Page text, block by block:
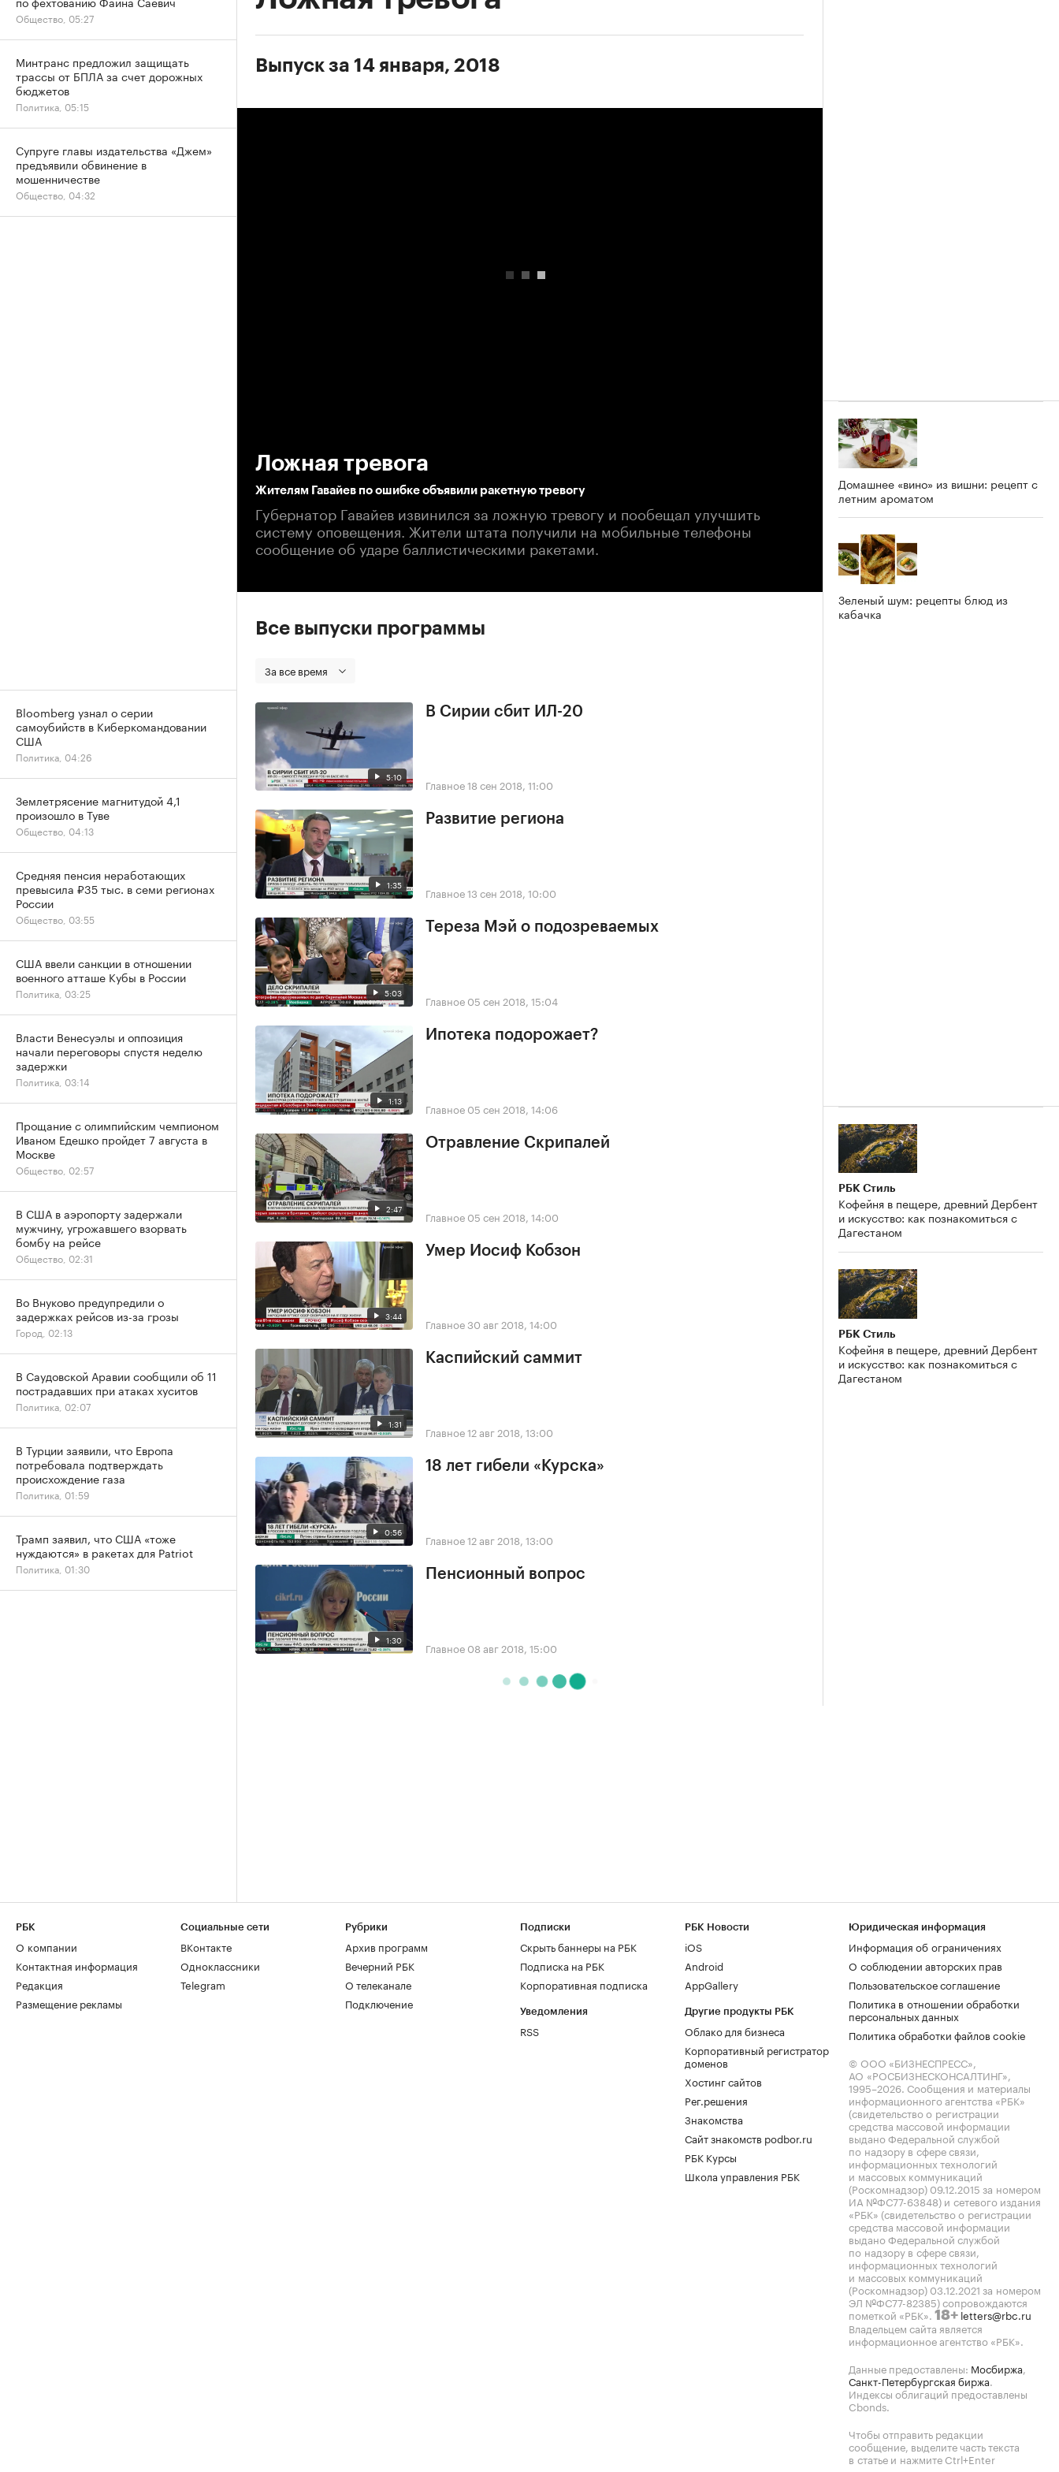
Выпуск за 14 января, 2018
Ложная тревога
Жителям Гавайев по ошибке объявили ракетную тревогу
Губернатор Гавайев извинился за ложную тревогу и пообещал улучшить
систему оповещения. Жители штата получили на мобильные телефоны
сообщение об ударе баллистическими ракетами.
Все выпуски программы
За все время
5:10
В Сирии сбит ИЛ-20
Главное18 сен 2018, 11:00
1:35
Развитие региона
Главное13 сен 2018, 10:00
5:03
Тереза Мэй о подозреваемых
Главное 05 сен 2018, 15:04
1:13
Ипотека подорожает?
Главное 05 сен 2018, 14:06
2:47
Отравление Скрипалей
Главное 05 сен 2018, 14:00
3:44
Умер Иосиф Кобзон
Главное30 авг 2018, 14:00
1:31
Каспийский саммит
Главное12 авг 2018, 13:00
0:56
18 лет гибели «Курска»
Главное12 авг 2018, 13:00
1:30
Пенсионный вопрос
Главное 08 авг 2018, 15:00
Домашнее «вино» из вишни: рецепт с
летним ароматом
Зеленый шум: рецепты блюд из
кабачка
РБК Стиль
Кофейня в пещере, древний Дербент
и искусство: как познакомиться с
Дагестаном
РБК Стиль
Кофейня в пещере, древний Дербент
и искусство: как познакомиться с
Дагестаном
Общество, 05:27
Минтранс предложил защищать
трассы от БПЛА за счет дорожных
бюджетов
Политика, 05:15
Супруге главы издательства «Джем»
предъявили обвинение в
мошенничестве
Общество, 04:32
Bloomberg узнал о серии
самоубийств в Киберкомандовании
США
Политика, 04:26
Землетрясение магнитудой 4,1
произошло в Туве
Общество, 04:13
Средняя пенсия неработающих
превысила ₽35 тыс. в семи регионах
России
Общество, 03:55
США ввели санкции в отношении
военного атташе Кубы в России
Политика, 03:25
Власти Венесуэлы и оппозиция
начали переговоры спустя неделю
задержки
Политика, 03:14
Прощание с олимпийским чемпионом
Иваном Едешко пройдет 7 августа в
Москве
Общество, 02:57
В США в аэропорту задержали
мужчину, угрожавшего взорвать
бомбу на рейсе
Общество, 02:31
Во Внуково предупредили о
задержках рейсов из-за грозы
Город, 02:13
В Саудовской Аравии сообщили об 11
пострадавших при атаках хуситов
Политика, 02:07
В Турции заявили, что Европа
потребовала подтверждать
происхождение газа
Политика, 01:59
Трамп заявил, что США «тоже
нуждаются» в ракетах для Patriot
Политика, 01:30
РБК
О компании
Контактная информация
Редакция
Размещение рекламы
Социальные сети
ВКонтакте
Одноклассники
Telegram
Рубрики
Архив программ
Вечерний РБК
О телеканале
Подключение
Подписки
Скрыть баннеры на РБК
Подписка на РБК
Корпоративная подписка
Уведомления
RSS
РБК Новости
iOS
Android
AppGallery
Другие продукты РБК
Облако для бизнеса
Корпоративный регистратор
доменов
Хостинг сайтов
Рег.решения
Знакомства
Сайт знакомств podbor.ru
РБК Курсы
Школа управления РБК
Юридическая информация
Информация об ограничениях
О соблюдении авторских прав
Пользовательское соглашение
Политика в отношении обработки
персональных данных
Политика обработки файлов cookie
© ООО «БИЗНЕСПРЕСС»,
АО «РОСБИЗНЕСКОНСАЛТИНГ»,
1995–2026. Сообщения и материалы
информационного агентства «РБК»
(свидетельство о регистрации
средства массовой информации
выдано Федеральной службой
по надзору в сфере связи,
информационных технологий
и массовых коммуникаций
(Роскомнадзор) 09.12.2015 за номером
ИА №ФС77-63848) и сетевого издания
«РБК» (свидетельство о регистрации
средства массовой информации
выдано Федеральной службой
по надзору в сфере связи,
информационных технологий
и массовых коммуникаций
(Роскомнадзор) 03.12.2021 за номером
ЭЛ №ФС77-82385) сопровождаются
пометкой «РБК». 18+ letters@rbc.ru
Владельцем сайта является
информационное агентство «РБК».
Данные предоставлены: Мосбиржа,
Санкт-Петербургская биржа.
Индексы облигаций предоставлены
Cbonds.
Чтобы отправить редакции
сообщение, выделите часть текста
в статье и нажмите Ctrl+Enter